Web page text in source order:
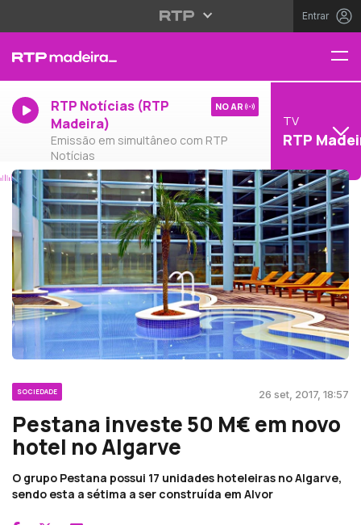
Entrar
RTP Notícias (RTP
Madeira)
Emissão em simultâneo com RTP
Notícias
NO AR
TV
RTP
SOCIEDADE 26 set, 2017, 18:57
Pestana investe 50 M€ em novo
hotel no Algarve
O grupo Pestana possui 17 unidades hoteleiras no Algarve,
sendo esta a sétima a ser construída em Alvor